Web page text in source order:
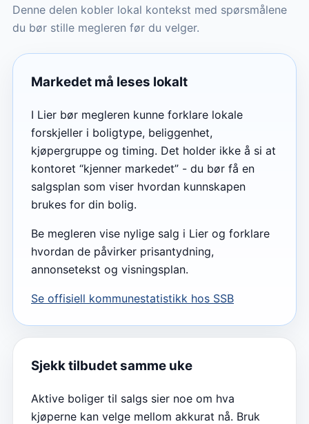
Denne delen kobler lokal kontekst med spørsmålene
du bør stille megleren før du velger.
Markedet må leses lokalt
I Lier bør megleren kunne forklare lokale
forskjeller i boligtype, beliggenhet,
kjøpergruppe og timing. Det holder ikke å si at
kontoret “kjenner markedet” - du bør få en
salgsplan som viser hvordan kunnskapen
brukes for din bolig.
Be megleren vise nylige salg i Lier og forklare
hvordan de påvirker prisantydning,
annonsetekst og visningsplan.
Se offisiell kommunestatistikk hos SSB
Sjekk tilbudet samme uke
Aktive boliger til salgs sier noe om hva
kjøperne kan velge mellom akkurat nå. Bruk